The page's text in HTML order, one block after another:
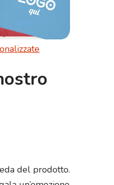
del prodotto.